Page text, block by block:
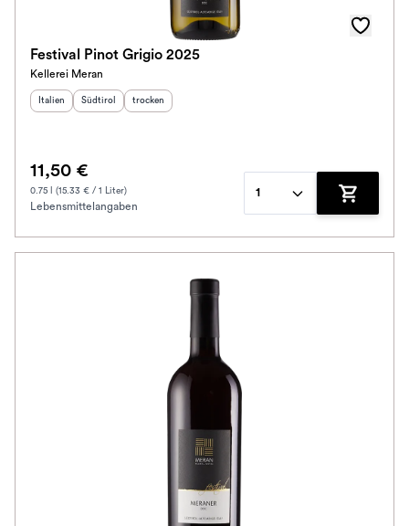
Festival Pinot Grigio 2025
Kellerei Meran
Herkunftsland:
Italien Herkunftsregion:
Südtirol Geschmack
trocken
11,50 €
0.75 l (15.33 € / 1 Liter)
Lebensmittelangaben
1
Zum